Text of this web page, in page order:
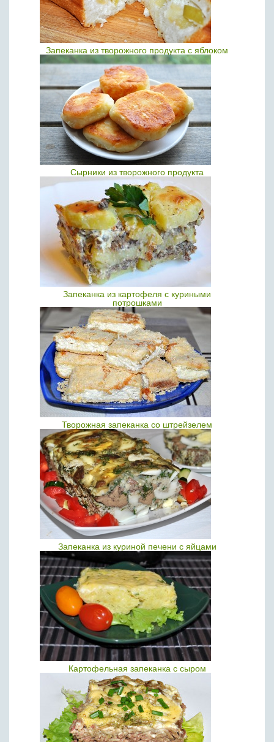
Запеканка из творожного продукта с яблоком
Сырники из творожного продукта
Запеканка из картофеля с куриными
потрошками
Творожная запеканка со штрейзелем
Запеканка из куриной печени с яйцами
Картофельная запеканка с сыром